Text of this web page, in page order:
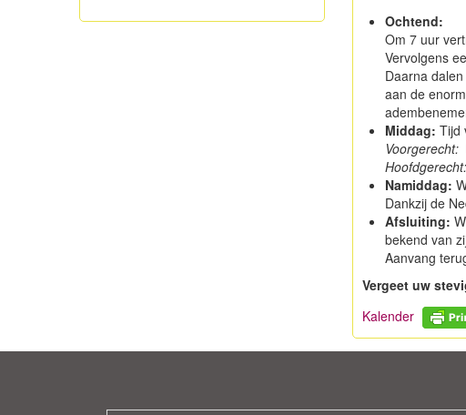
Ochtend:
Om 7 uur
Vervolgens
Daarna
aan de
Middag: Tijd
Voorgerecht:
Hoofdgerecht:
Namiddag:
Dankzij de
Afsluiting:
bekend van
Aanvang
Vergeet uw
Kalender